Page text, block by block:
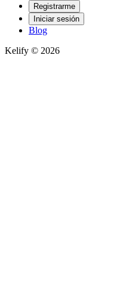
Registrarme
Iniciar sesión
Blog
Kelify © 2026